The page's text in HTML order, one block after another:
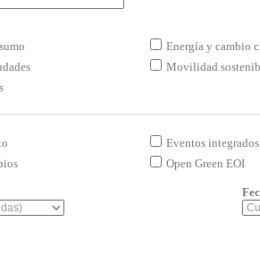
Energía y cambio
Movilidad
Eventos integrados
Open Green EOI